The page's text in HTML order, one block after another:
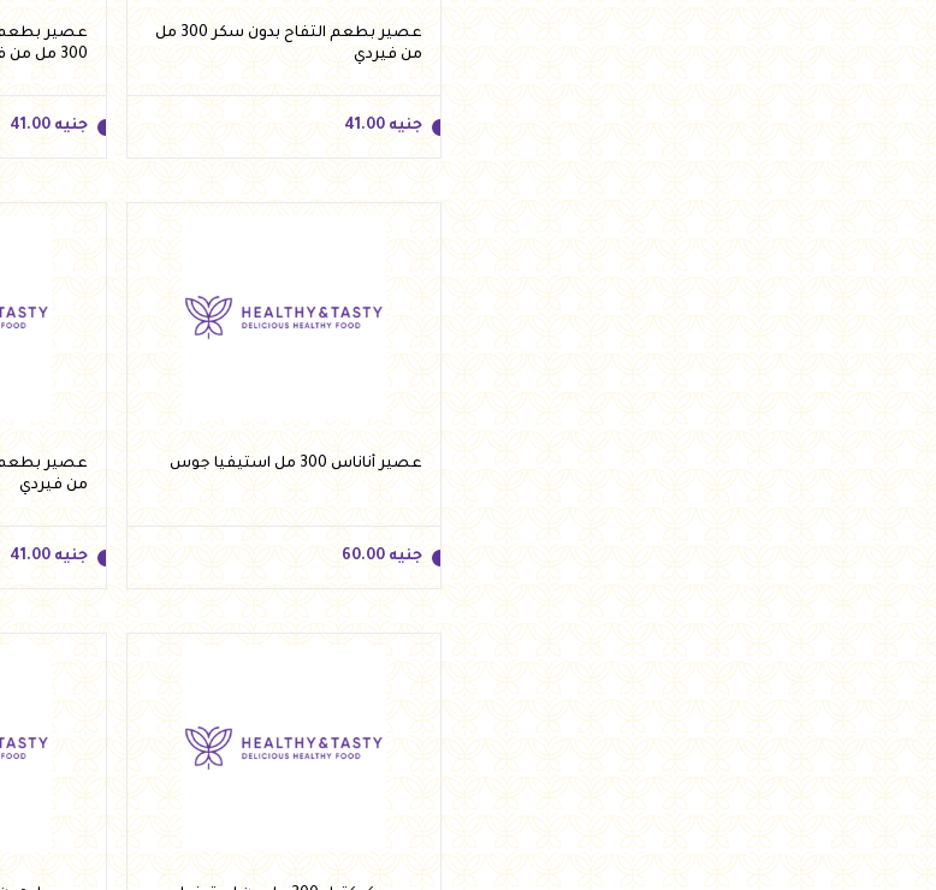
عصير بطعم التفاح بدون سكر 300 مل
من فيردي
جنيه 41.00
جنيه 41.00
عصير بطعم
300 مل من فيردي
جنيه 41.00
جنيه 41.00
عصير أناناس 300 مل استيفيا جوس
جنيه 60.00
جنيه 60.00
من فيردي
جنيه 41.00
جنيه 41.00